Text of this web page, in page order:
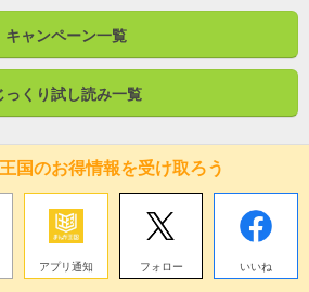
キャンペーン一覧
っくり試し読み一覧
国のお得情報を受け取ろう
アプリ通知 フォロー いいね